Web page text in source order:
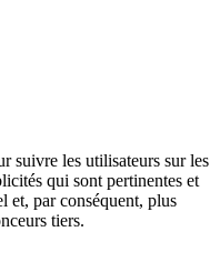
suivre les utilisateurs sur les
qui sont pertinentes et
et, par conséquent, plus
tiers.